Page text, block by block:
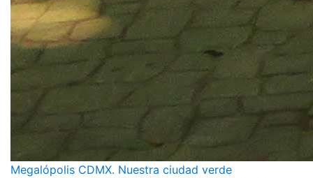
Megalópolis CDMX. Nuestra ciudad verde